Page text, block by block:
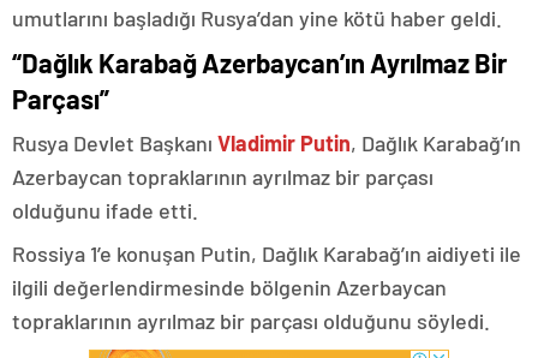
umutlarını başladığı Rusya’dan yine kötü haber geldi.
“Dağlık Karabağ Azerbaycan’ın Ayrılmaz Bir
Parçası”
Rusya Devlet Başkanı Vladimir Putin, Dağlık Karabağ’ın
Azerbaycan topraklarının ayrılmaz bir parçası
olduğunu ifade etti.
Rossiya 1’e konuşan Putin, Dağlık Karabağ’ın aidiyeti ile
ilgili değerlendirmesinde bölgenin Azerbaycan
topraklarının ayrılmaz bir parçası olduğunu söyledi.